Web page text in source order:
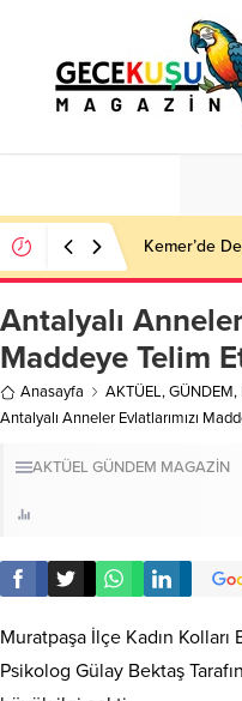
Kemer’de
Antalyalı Anneler
Maddeye Telim
Anasayfa AKTÜEL,GÜNDEM,
Antalyalı Anneler Evlatlarımızı
AKTÜEL GÜNDEM MAGAZİN
Muratpaşa İlçe Kadın Kolları
Psikolog Gülay Bektaş